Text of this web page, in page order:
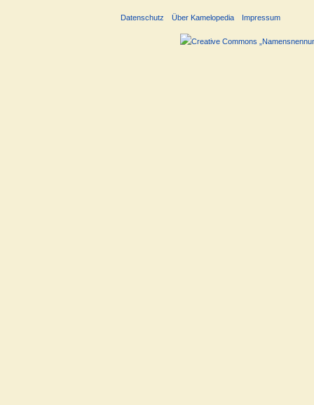
Datenschutz Über Kamelopedia Impressum